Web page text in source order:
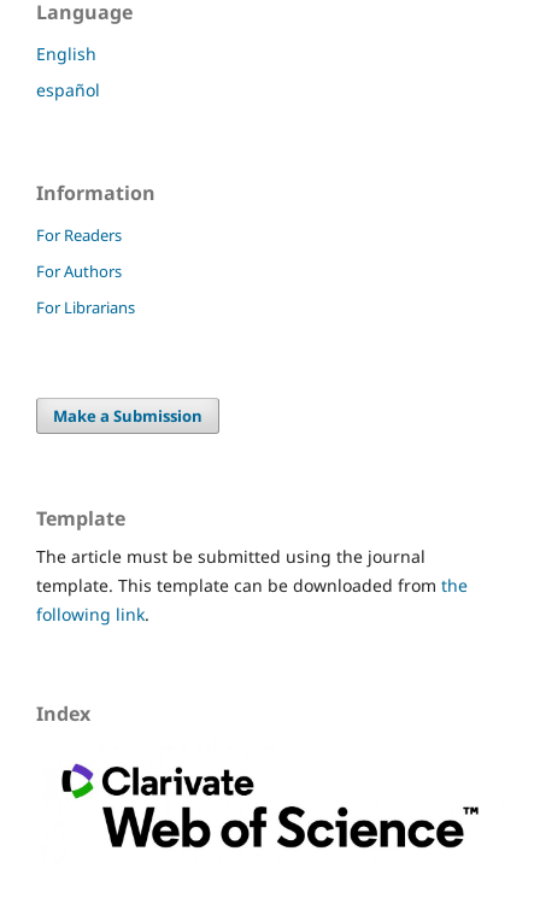
Language
English
español
Information
For Readers
For Authors
For Librarians
Make a Submission
Template
The article must be submitted using the journal
template. This template can be downloaded from the
following link.
Index